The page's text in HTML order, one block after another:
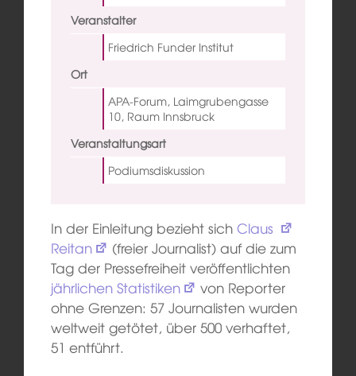
Veranstalter
Friedrich Funder Institut
Ort
APA-Forum, Laimgrubengasse
10, Raum Innsbruck
Veranstaltungsart
Podiumsdiskussion
In der Einleitung bezieht sich Claus
Reitan
(freier Journalist) auf die zum
Tag der Pressefreiheit veröffentlichten
jährlichen Statistiken
von Reporter
ohne Grenzen: 57 Journalisten wurden
weltweit getötet, über 500 verhaftet,
51 entführt.